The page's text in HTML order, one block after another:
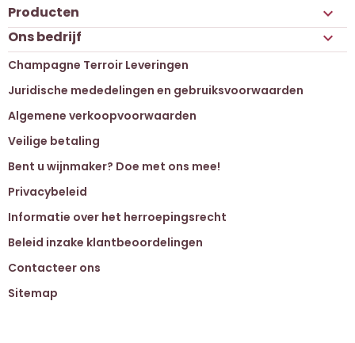
Producten 
Ons bedrijf 
Champagne Terroir Leveringen
Juridische mededelingen en gebruiksvoorwaarden
Algemene verkoopvoorwaarden
Veilige betaling
Bent u wijnmaker? Doe met ons mee!
Privacybeleid
Informatie over het herroepingsrecht
Beleid inzake klantbeoordelingen
Contacteer ons
Sitemap